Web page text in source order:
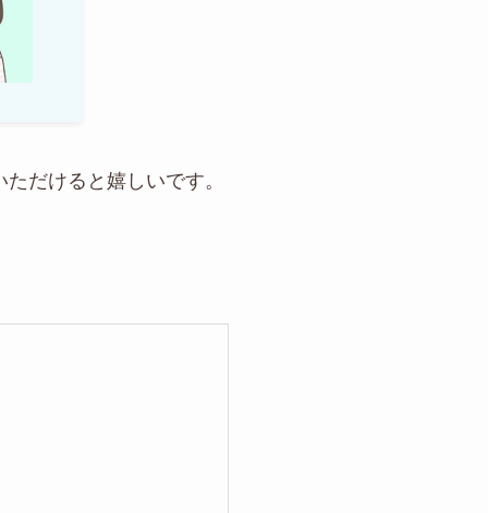
だけると嬉しいです。